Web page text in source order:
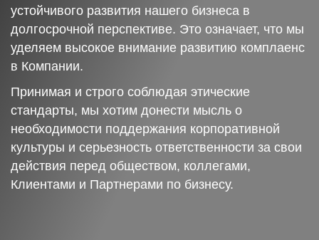
устойчивого развития нашего бизнеса в
долгосрочной перспективе. Это означает, что мы
уделяем высокое внимание развитию комплаенс
в Компании.
Принимая и строго соблюдая этические
стандарты, мы хотим донести мысль о
необходимости поддержания корпоративной
культуры и серьезность ответственности за свои
действия перед обществом, коллегами,
Клиентами и Партнерами по бизнесу.